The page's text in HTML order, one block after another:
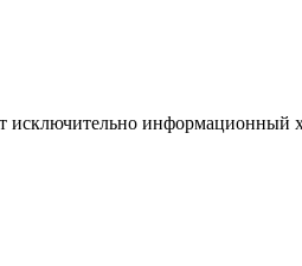
информационный